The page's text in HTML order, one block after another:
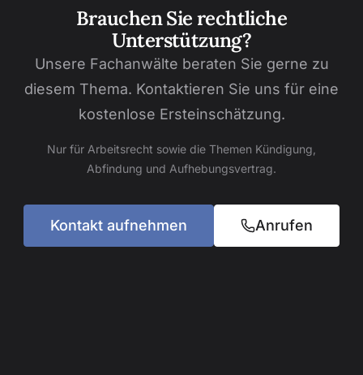
Brauchen Sie rechtliche
Unterstützung?
Unsere Fachanwälte beraten Sie gerne zu
diesem Thema. Kontaktieren Sie uns für eine
kostenlose Ersteinschätzung.
Nur für Arbeitsrecht sowie die Themen Kündigung,
Abfindung und Aufhebungsvertrag.
Kontakt aufnehmen Anrufen